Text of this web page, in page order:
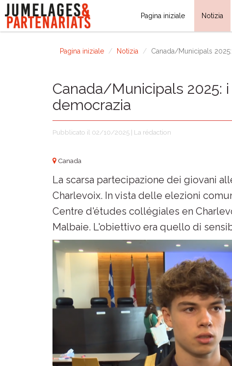
Pagina iniziale Notizia
Pagina iniziale Notizia Canada/Municipals
Canada/Municipals 2025:
democrazia
Pubblicato il 02/10/2025 | La rédaction
Canada
La scarsa partecipazione dei giovani
Charlevoix. In vista delle elezioni
Centre d'études collégiales en
Malbaie. L'obiettivo era quello di